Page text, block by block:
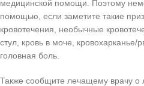
медицинской помощи. Поэтому
помощью, если заметите такие
кровотечения, необычные
стул, кровь в моче, кровохарканье/
головная боль.
Также сообщите лечащему врачу о